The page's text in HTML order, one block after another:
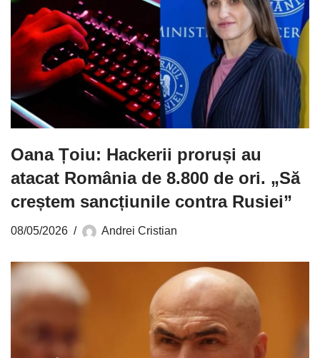
Oana Țoiu: Hackerii proruși au
atacat România de 8.800 de ori. „Să
creștem sancțiunile contra Rusiei”
08/05/2026 Andrei Cristian